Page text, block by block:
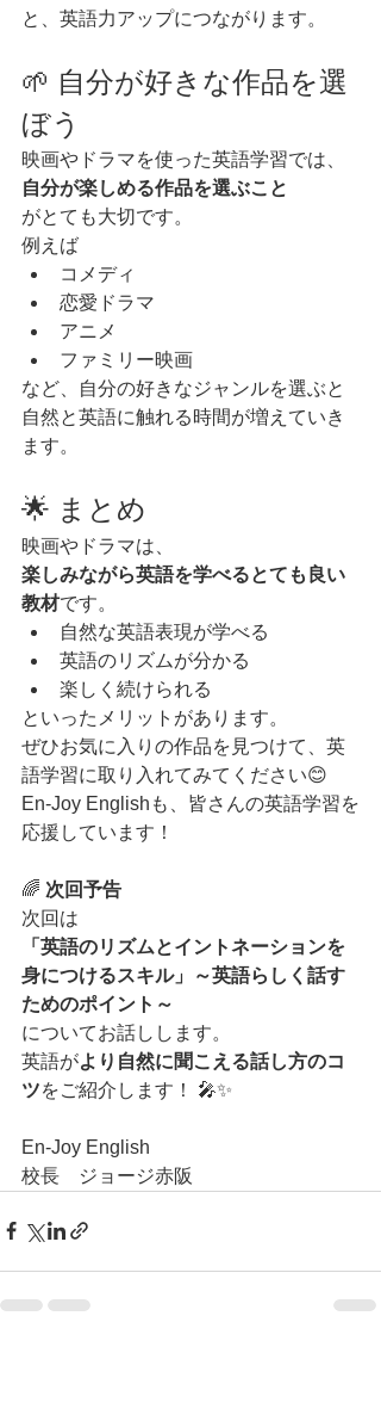
と、英語力アップにつながります。
🌱 自分が好きな作品を選
ぼう
映画やドラマを使った英語学習では、
自分が楽しめる作品を選ぶこと
がとても大切です。
例えば
コメディ
恋愛ドラマ
アニメ
ファミリー映画
など、自分の好きなジャンルを選ぶと
自然と英語に触れる時間が増えていき
ます。
🌟 まとめ
映画やドラマは、
楽しみながら英語を学べるとても良い
教材です。
自然な英語表現が学べる
英語のリズムが分かる
楽しく続けられる
といったメリットがあります。
ぜひお気に入りの作品を見つけて、英
語学習に取り入れてみてください😊
En-Joy Englishも、皆さんの英語学習を
応援しています！
🌈 次回予告
次回は
「英語のリズムとイントネーションを
身につけるスキル」～英語らしく話す
ためのポイント～
についてお話しします。
英語がより自然に聞こえる話し方のコ
ツをご紹介します！ 🎤✨
En-Joy English
校長　ジョージ赤阪